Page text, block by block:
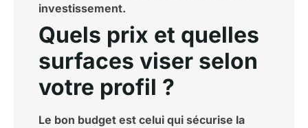
investissement.
Quels prix et quelles
surfaces viser selon
votre profil ?
Le bon budget est celui qui sécurise la